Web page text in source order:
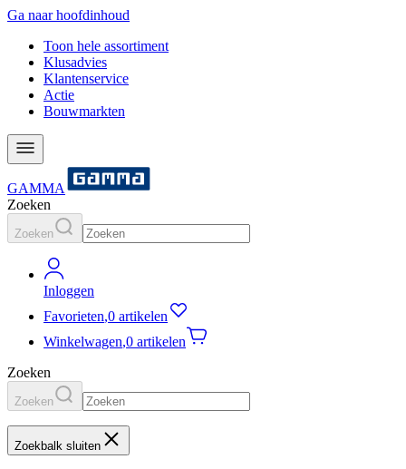
Ga naar hoofdinhoud
Toon hele assortiment
Klusadvies
Klantenservice
Actie
Bouwmarkten
GAMMA
Zoeken
Zoeken
Inloggen
Favorieten,0 artikelen
Winkelwagen,0 artikelen
Zoeken
Zoeken
Zoekbalk sluiten